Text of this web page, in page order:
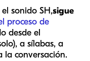
sonido SH,sigue
proceso de
desde el
a sílabas, a
la conversación.